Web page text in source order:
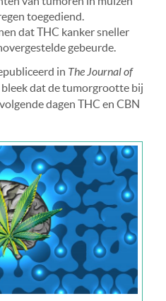
toegediend.
dat THC kanker sneller
gebeurde.
in The Journal of
, bleek dat de tumorgrootte bij
dagen THC en CBN